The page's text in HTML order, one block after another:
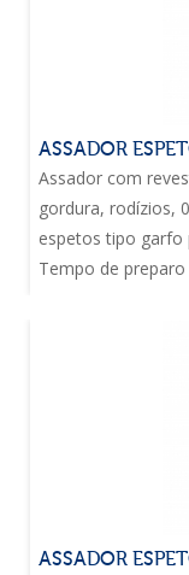
ASSADOR
Assador com
gordura, rodízios,
espetos tipo garfo
Tempo de preparo
ASSADOR